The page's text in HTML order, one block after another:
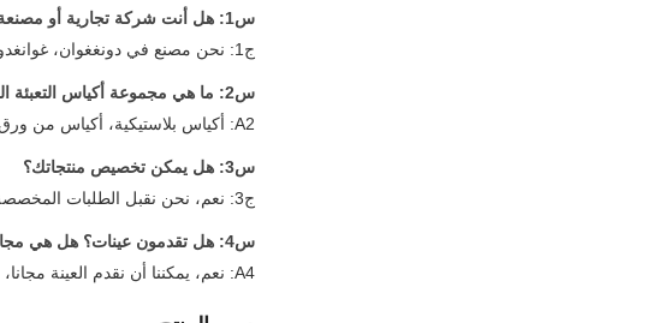
س1: هل أنت شركة تجارية أو مصنعة؟
ج1: نحن مصنع في دونغغوان، غوانغدونغ، الصين.
س2: ما هي مجموعة أكياس التعبئة الخاصة بك؟
A2: أكياس بلاستيكية، أكياس من ورق الألومنيوم، أكياس الوقوف، أكياس السحاب، أكياس الفراغ، أكياس مع صمام، الخ.
س3: هل يمكن تخصيص منتجاتك؟
ج3: نعم، نحن نقبل الطلبات المخصصة. نحن ملتزمون بتوفير منتجات ذات جودة عالية لعملائنا.
س4: هل تقدمون عينات؟ هل هي مجانية أم إضافية؟
A4: نعم، يمكننا أن نقدم العينة مجانا، ولكن تحتاج إلى نقل البضائع جمع.